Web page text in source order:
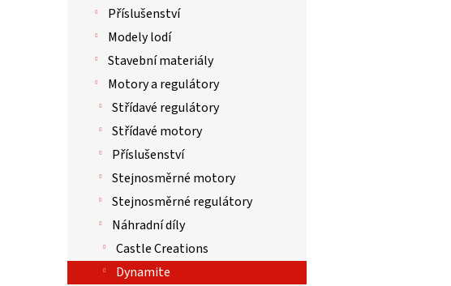
Příslušenství
Modely lodí
Stavební materiály
Motory a regulátory
Střídavé regulátory
Střídavé motory
Příslušenství
Stejnosměrné motory
Stejnosměrné regulátory
Náhradní díly
Castle Creations
Dynamite